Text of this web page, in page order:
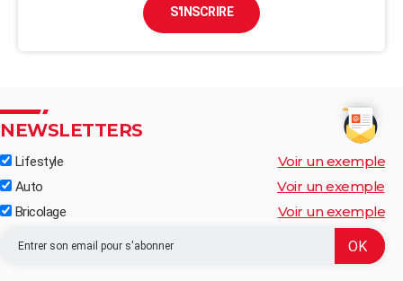
S'INSCRIRE
NEWSLETTERS
Lifestyle Voir un exemple
Auto Voir un exemple
Bricolage Voir un exemple